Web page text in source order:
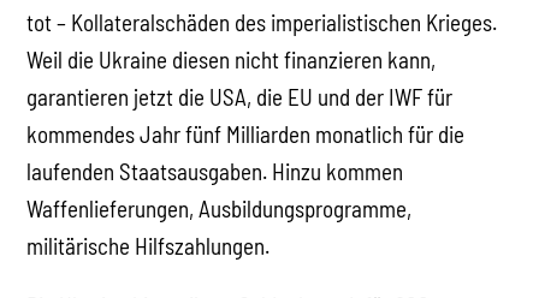
tot – Kollateralschäden des imperialistischen Krieges.
Weil die Ukraine diesen nicht finanzieren kann,
garantieren jetzt die USA, die EU und der IWF für
kommendes Jahr fünf Milliarden monatlich für die
laufenden Staatsausgaben. Hinzu kommen
Waffenlieferungen, Ausbildungsprogramme,
militärische Hilfszahlungen.